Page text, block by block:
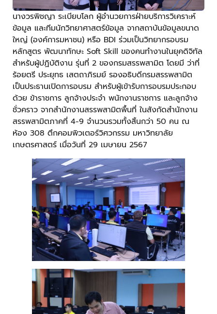
นางวรพิชญา ระเบียบโลก ผู้อำนวยการฝ่ายบริการวิเคราะห์
ข้อมูล และทีมนักวิทยาศาสตร์ข้อมูล จากสถาบันข้อมูลขนาด
ใหญ่ (องค์การมหาชน) หรือ BDI ร่วมเป็นวิทยากรอบรม
หลักสูตร พัฒนาทักษะ Soft Skill ของคนทำงานในยุคดิจิทัล
สำหรับผู้ปฏิบัติงาน รุ่นที่ 2 ของกรมสรรพสามิต โดยมี ว่าที่
ร้อยตรี ประยุทธ เสตถาภิรมย์ รองอธิบดีกรมสรรพสามิต
เป็นประธานเปิดการอบรม สำหรับผู้เข้ารับการอบรมประกอบ
ด้วย ข้าราชการ ลูกจ้างประจำ พนักงานราชการ และลูกจ้าง
ชั่วคราว จากสำนักงานสรรพสามิตพื้นที่ ในสังกัดสำนักงาน
สรรพสามิตภาคที่ 4-9 จำนวนรวมทั้งสิ้นกว่า 50 คน ณ
ห้อง 308 ตึกคอมพิวเตอร์วิศวกรรม มหาวิทยาลัย
เกษตรศาสตร์ เมื่อวันที่ 29 เมษายน 2567